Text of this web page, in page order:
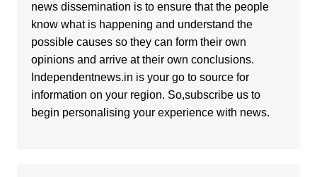
news dissemination is to ensure that the people
know what is happening and understand the
possible causes so they can form their own
opinions and arrive at their own conclusions.
Independentnews.in is your go to source for
information on your region. So,subscribe us to
begin personalising your experience with news.